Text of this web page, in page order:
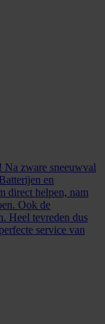
Na zware sneeuwval
en
direct helpen, nam
Ook de
Heel tevreden dus
service van